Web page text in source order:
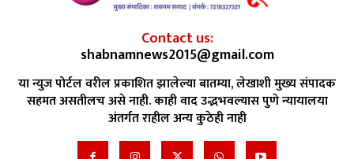
Contact us:
shabnamnews2015@gmail.com
या न्युज पोर्टल वरील प्रकाशित झालेल्या बातम्या, लेखाशी मुख्य संपादक
सहमत असतीलच असे नाही. काही वाद उद्भभवल्यास पुणे न्यायालया
अंतर्गत राहील अन्य कुठेही नाही